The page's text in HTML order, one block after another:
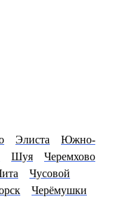
Элиста
Южно-
Шуя
Черемхово
Чусовой
Черёмушки